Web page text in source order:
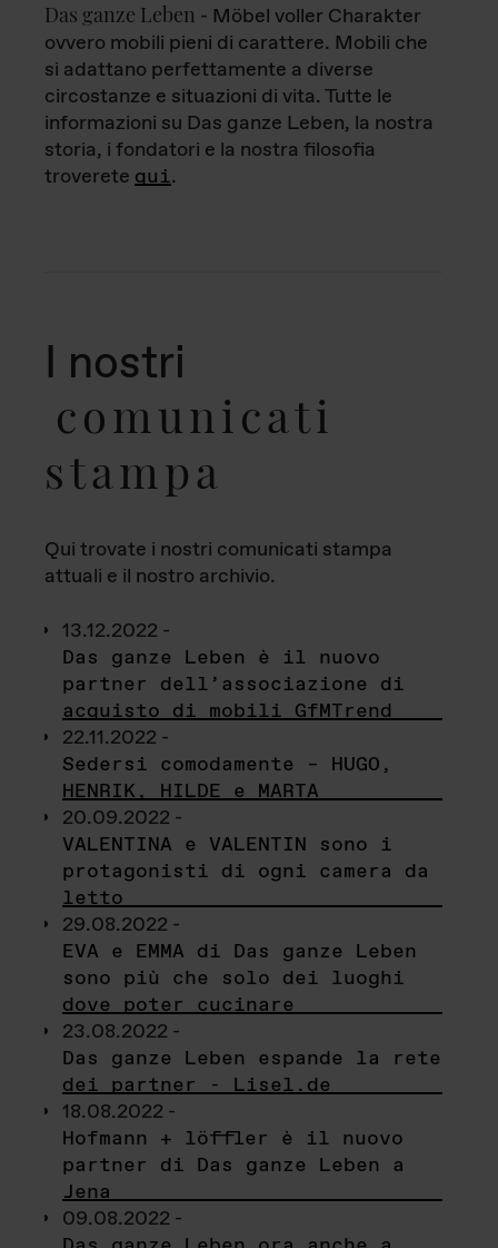
Das ganze Leben - Möbel voller Charakter
ovvero mobili pieni di carattere. Mobili che
si adattano perfettamente a diverse
circostanze e situazioni di vita. Tutte le
informazioni su Das ganze Leben, la nostra
storia, i fondatori e la nostra filosofia
troverete qui.
I nostri
comunicati
stampa
Qui trovate i nostri comunicati stampa
attuali e il nostro archivio.
13.12.2022 -
Das ganze Leben è il nuovo
partner dell’associazione di
acquisto di mobili GfMTrend
22.11.2022 -
Sedersi comodamente – HUGO,
HENRIK, HILDE e MARTA
20.09.2022 -
VALENTINA e VALENTIN sono i
protagonisti di ogni camera da
letto
29.08.2022 -
EVA e EMMA di Das ganze Leben
sono più che solo dei luoghi
dove poter cucinare
23.08.2022 -
Das ganze Leben espande la rete
dei partner - Lisel.de
18.08.2022 -
Hofmann + löffler è il nuovo
partner di Das ganze Leben a
Jena
09.08.2022 -